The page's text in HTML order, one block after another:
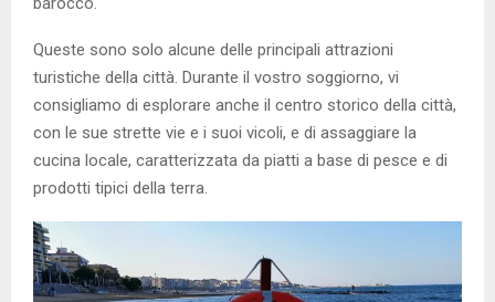
Queste sono solo alcune delle principali attrazioni
turistiche della città. Durante il vostro soggiorno, vi
consigliamo di esplorare anche il centro storico della città,
con le sue strette vie e i suoi vicoli, e di assaggiare la
cucina locale, caratterizzata da piatti a base di pesce e di
prodotti tipici della terra.